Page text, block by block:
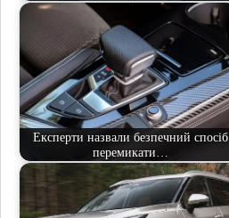
Експерти назвали безпечний спосіб
перемикати…